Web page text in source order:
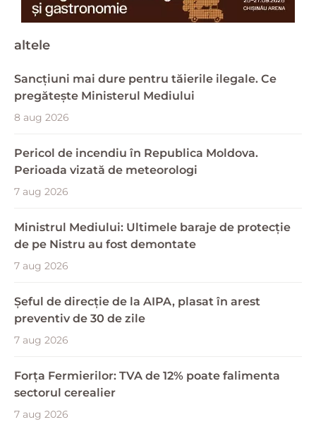
altele
Sancțiuni mai dure pentru tăierile ilegale. Ce
pregătește Ministerul Mediului
8 aug 2026
Pericol de incendiu în Republica Moldova.
Perioada vizată de meteorologi
7 aug 2026
Ministrul Mediului: Ultimele baraje de protecție
de pe Nistru au fost demontate
7 aug 2026
Șeful de direcție de la AIPA, plasat în arest
preventiv de 30 de zile
7 aug 2026
Forța Fermierilor: TVA de 12% poate falimenta
sectorul cerealier
7 aug 2026